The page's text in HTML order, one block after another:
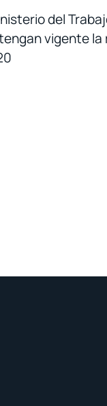
del
vigente